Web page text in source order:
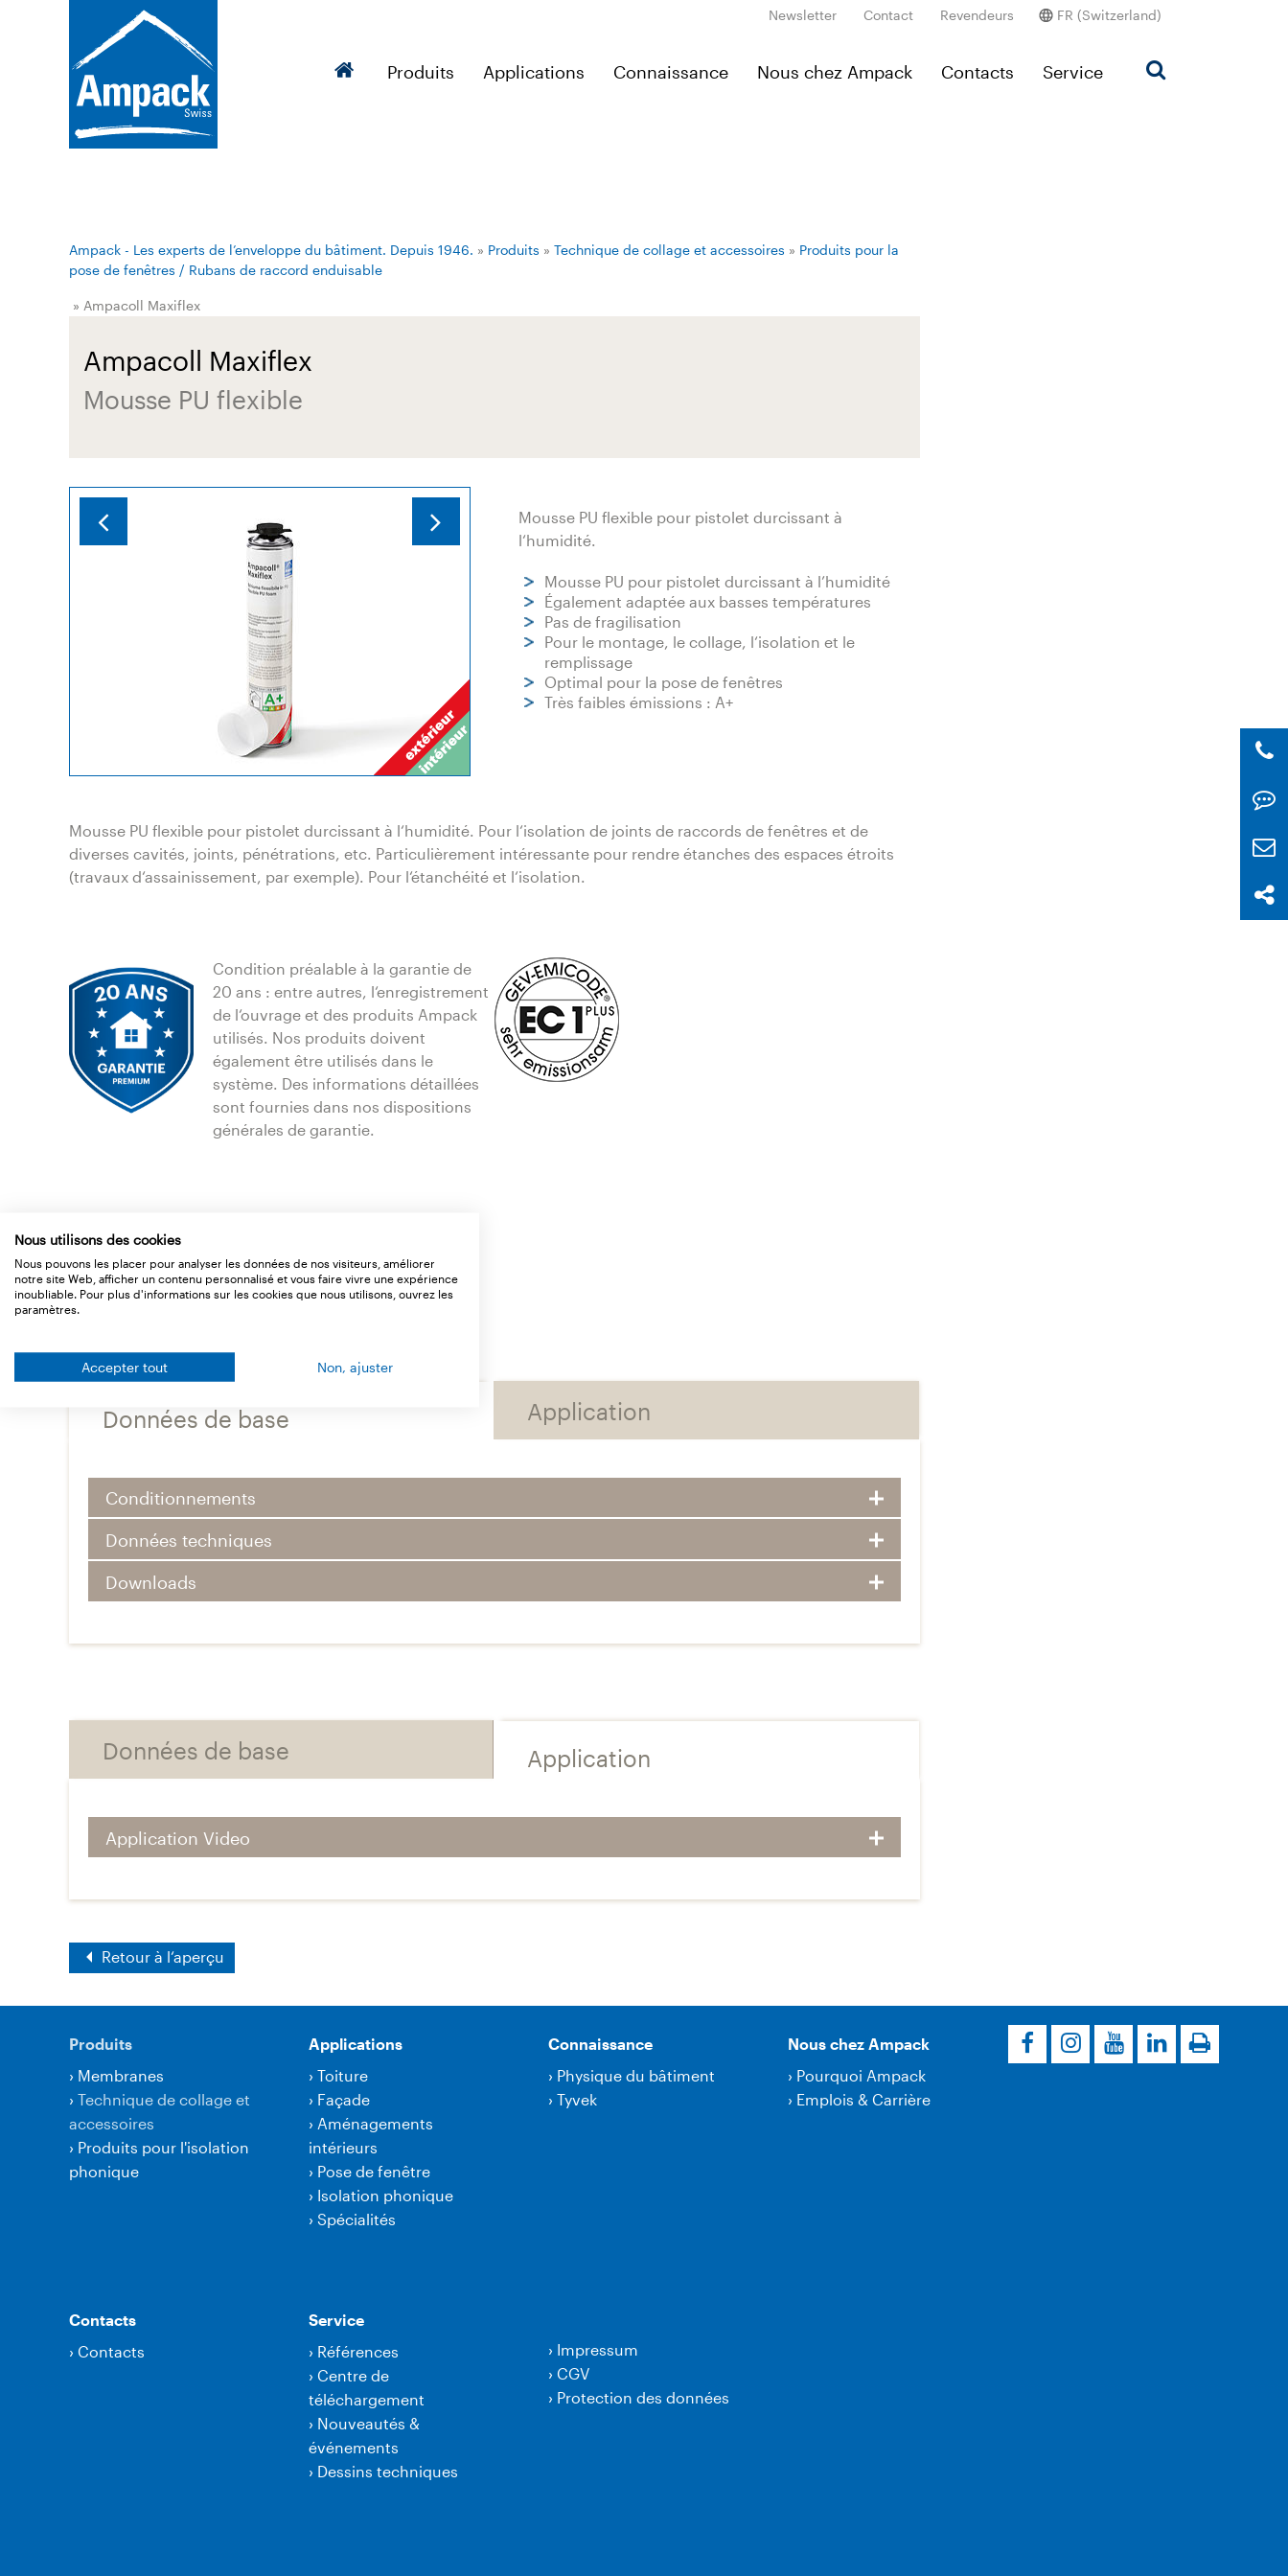
Newsletter Contact Revendeurs FR (Switzerland)
Produits Applications Connaissance Nous chez Ampack Contacts Service
Ampack - Les experts de l’enveloppe du bâtiment. Depuis 1946. » Produits » Technique de collage et accessoires » Produits pour la
pose de fenêtres / Rubans de raccord enduisable
» Ampacoll Maxiflex
Ampacoll Maxiflex
Mousse PU flexible
Mousse PU flexible pour pistolet durcissant à
l‘humidité.
Mousse PU pour pistolet durcissant à l’humidité
Également adaptée aux basses températures
Pas de fragilisation
Pour le montage, le collage, l‘isolation et le
remplissage
Optimal pour la pose de fenêtres
Très faibles émissions : A+
Mousse PU flexible pour pistolet durcissant à l‘humidité. Pour l‘isolation de joints de raccords de fenêtres et de
diverses cavités, joints, pénétrations, etc. Particulièrement intéressante pour rendre étanches des espaces étroits
(travaux d‘assainissement, par exemple). Pour l‘étanchéité et l‘isolation.
Condition préalable à la garantie de
20 ans : entre autres, l‘enregistrement
de l‘ouvrage et des produits Ampack
utilisés. Nos produits doivent
également être utilisés dans le
système. Des informations détaillées
sont fournies dans nos dispositions
générales de garantie.
Données de base Application
Conditionnements
Données techniques
Downloads
Données de base Application
Application Video
Retour à l‘aperçu
Produits
› Membranes
› Technique de collage et
accessoires
› Produits pour l'isolation
phonique
Applications
› Toiture
› Façade
› Aménagements
intérieurs
› Pose de fenêtre
› Isolation phonique
› Spécialités
Connaissance
› Physique du bâtiment
› Tyvek
Nous chez Ampack
› Pourquoi Ampack
› Emplois & Carrière
Contacts
› Contacts
Service
› Références
› Centre de
téléchargement
› Nouveautés &
événements
› Dessins techniques
› Impressum
› CGV
› Protection des données
Nous utilisons des cookies
Nous pouvons les placer pour analyser les données de nos visiteurs, améliorer
notre site Web, afficher un contenu personnalisé et vous faire vivre une expérience
inoubliable. Pour plus d'informations sur les cookies que nous utilisons, ouvrez les
paramètres.
Accepter tout Non, ajuster